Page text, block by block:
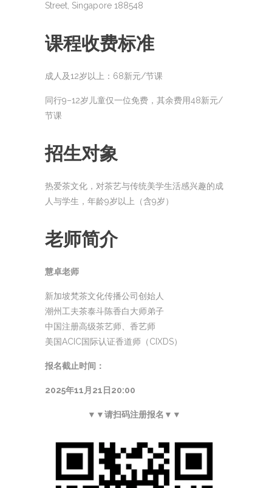
Street, Singapore 188548
课程收费标准
成人及12岁以上：68新元/节课
同行9–12岁儿童仅一位免费，其余费用48新元/
节课
招生对象
热爱茶文化，对茶艺与传统美学生活感兴趣的成
人与学生，年龄9岁以上（含9岁）
老师简介
慧卓老师
新加坡梵茶文化传播公司创始人
潮州工夫茶泰斗陈香白大师弟子
中国注册高级茶艺师、香艺师
美国ACIC国际认证香道师（CIXDS）
报名截止时间：
2025年11月21日20:00
▼▼请扫码注册报名▼▼